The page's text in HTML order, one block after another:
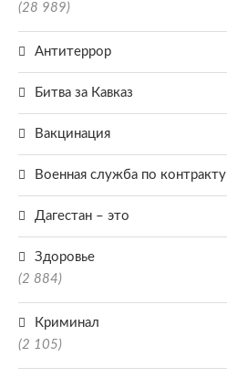
(28 989)
Антитеррор
Битва за Кавказ
Вакцинация
Военная служба по контракту
Дагестан – это
Здоровье
(2 884)
Криминал
(2 105)